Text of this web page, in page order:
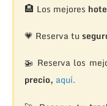
🏨 Los mejores
💗 Reserva tu
🚁 Reserva los
precio, aquí.